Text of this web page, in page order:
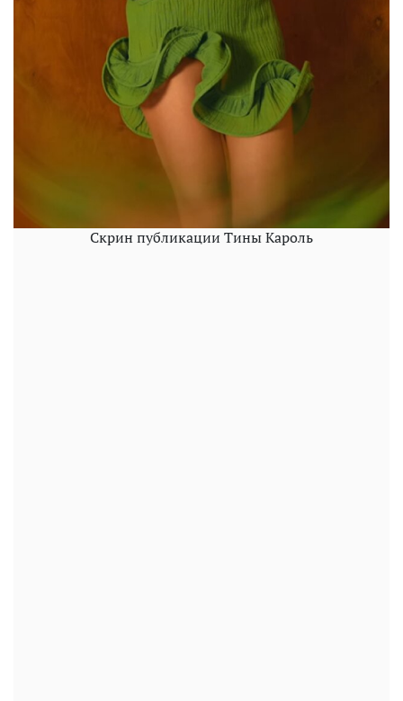
Скрин публикации Тины Кароль